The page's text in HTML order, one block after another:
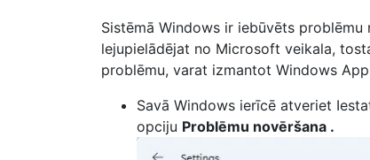
Sistēmā Windows ir iebūvēts
lejupielādējat no Microsoft veikala,
problēmu, varat izmantot Windows
Savā Windows ierīcē atveriet
opciju Problēmu novēršana .